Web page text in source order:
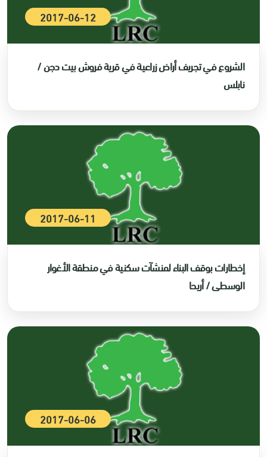
2017-06-12
الشروع في تجريف أراض زراعية في قرية فروش بيت دجن /
نابلس
2017-06-11
إخطارات بوقف البناء لمنشآت سكنية في منطقة الأغوار
الوسطى / أريحا
2017-06-06